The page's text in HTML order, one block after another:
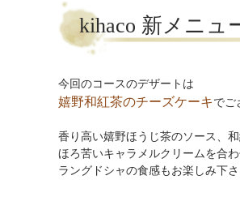
kihaco 新メニュ
今回のコースのデザートは
嬉野和紅茶のチーズケーキでご
香り高い嬉野ほうじ茶のソース、
ほろ苦いキャラメルクリームを合わ
ラングドシャの食感もお楽しみ下さ